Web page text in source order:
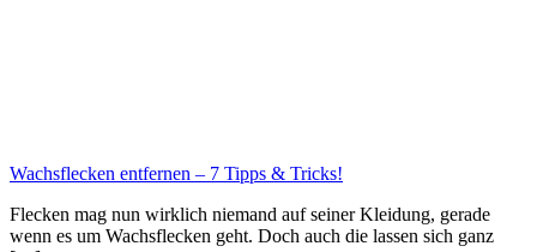
Wachsflecken entfernen – 7 Tipps & Tricks!
Flecken mag nun wirklich niemand auf seiner Kleidung, gerade
wenn es um Wachsflecken geht. Doch auch die lassen sich ganz